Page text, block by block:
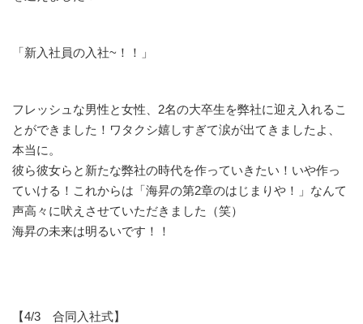
「新入社員の入社~！！」
フレッシュな男性と女性、2名の大卒生を弊社に迎え入れるこ
とができました！ワタクシ嬉しすぎて涙が出てきましたよ、
本当に。
彼ら彼女らと新たな弊社の時代を作っていきたい！いや作っ
ていける！これからは「海昇の第2章のはじまりや！」なんて
声高々に吠えさせていただきました（笑）
海昇の未来は明るいです！！
【4/3 合同入社式】